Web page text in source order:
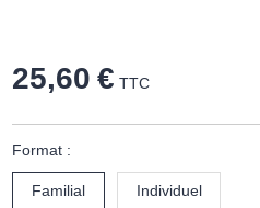
25,60 € TTC
Format :
Familial Individuel